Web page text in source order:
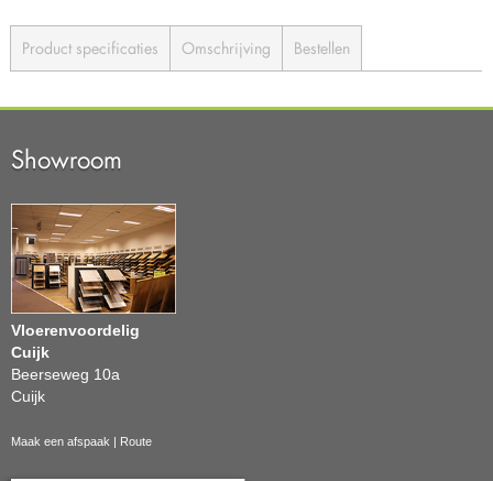
Product specificaties Omschrijving Bestellen
Showroom
Vloerenvoordelig
Cuijk
Beerseweg 10a
Cuijk
Maak een afspaak Route